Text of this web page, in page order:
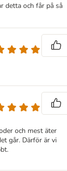
detta och får på så
och mest äter
går. Därför är vi